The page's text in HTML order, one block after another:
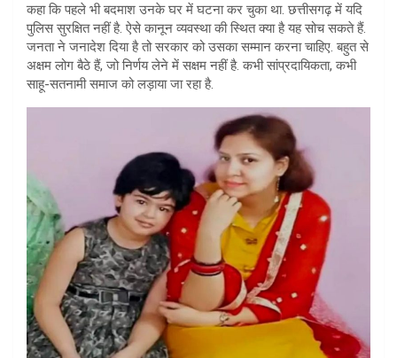
कहा कि पहले भी बदमाश उनके घर में घटना कर चुका था. छत्तीसगढ़ में यदि
पुलिस सुरक्षित नहीं है. ऐसे कानून व्यवस्था की स्थित क्या है यह सोच सकते हैं.
जनता ने जनादेश दिया है तो सरकार को उसका सम्मान करना चाहिए. बहुत से
अक्षम लोग बैठे हैं, जो निर्णय लेने में सक्षम नहीं है. कभी सांप्रदायिकता, कभी
साहू-सतनामी समाज को लड़ाया जा रहा है.